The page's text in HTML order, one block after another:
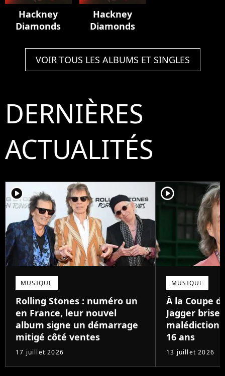
Hackney
Diamonds
Hackney
Diamonds
VOIR TOUS LES ALBUMS ET SINGLES
DERNIÈRES
ACTUALITÉS
player2
MUSIQUE
Rolling Stones : numéro un
en France, leur nouvel
album signe un démarrage
mitigé côté ventes
17 juillet 2026
player2
MUSIQUE
À la Coupe
Jagger
malédiction
16 ans
13 juillet 2026